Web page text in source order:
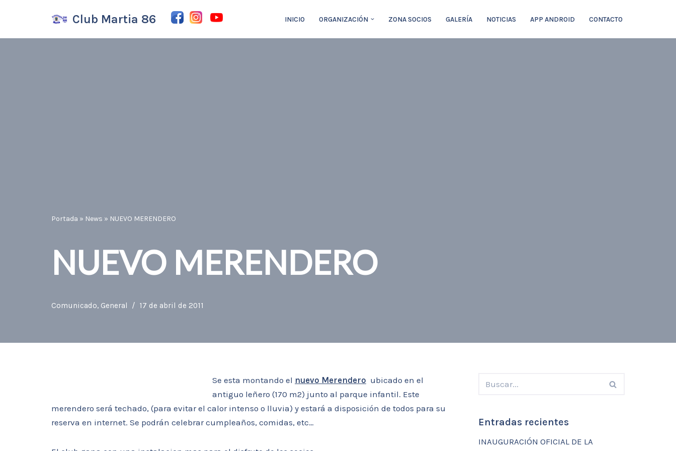
Club Martia 86 INICIO ORGANIZACIÓN ZONA SOCIOS GALERÍA NOTICIAS APP ANDROID CONTACTO
Portada » News » NUEVO MERENDERO
NUEVO MERENDERO
Comunicado, General 17 de abril de 2011
Se esta montando el nuevo Merendero ubicado en el
antiguo leñero (170 m2) junto al parque infantil. Este
merendero será techado, (para evitar el calor intenso o lluvia) y estará a disposición de todos para su
reserva en internet. Se podrán celebrar cumpleaños, comidas, etc…
Entradas recientes
INAUGURACIÓN OFICIAL DE LA